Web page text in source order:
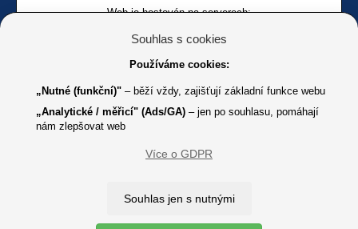
Web je hostován na serverech:
Online
Youtube SONS
K jakémukoliv užití textů a obrázků uvedených na tomto serveru je
Copyright © 2012 - 2026 SONS ČR, z. s.
Souhlas s cookies
Používáme cookies:
„Nutné (funkční)" – běží vždy, zajišťují základní funkce webu
„Analytické / měřicí" (Ads/GA) – jen po souhlasu, pomáhají
nám zlepšovat web
Více o GDPR
Souhlas jen s nutnými